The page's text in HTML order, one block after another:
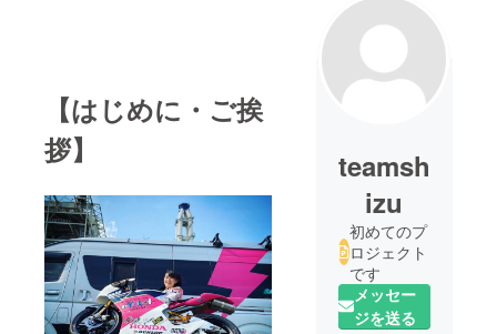
【はじめに・ご挨
拶】
teamsh
izu
初めてのプ
ロジェクト
です
メッセー
ジを送る